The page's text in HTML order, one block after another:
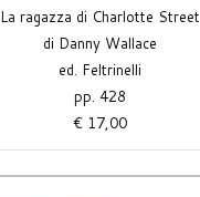
La ragazza di Charlotte Street
di Danny Wallace
ed. Feltrinelli
pp. 428
€ 17,00